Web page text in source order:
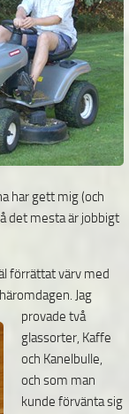
har gett mig (och
det mesta är jobbigt
förrättat värv med
Jag
provade två
glassorter, Kaffe
och Kanelbulle,
och som man
kunde förvänta sig